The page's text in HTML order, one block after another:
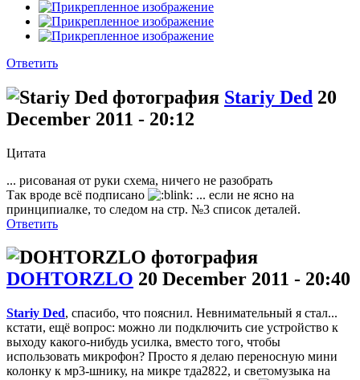
Ответить
Stariy Ded 20
December 2011 - 20:12
Цитата
... рисованая от руки схема, ничего не разобрать
Так вроде всё подписано
... если не ясно на
принципиалке, то следом на стр. №3 список деталей.
Ответить
DOHTORZLO 20 December 2011 - 20:40
Stariy Ded, спасибо, что пояснил. Невнимательный я стал...
кстати, ещё вопрос: можно ли подключить сие устройство к
выходу какого-нибудь усилка, вместо того, чтобы
использовать микрофон? Просто я делаю переносную мини
колонку к мр3-шнику, на микре тда2822, и светомузыка на